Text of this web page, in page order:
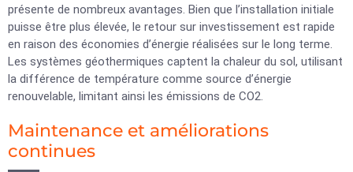
présente de nombreux avantages. Bien que l’installation initiale
puisse être plus élevée, le retour sur investissement est rapide
en raison des économies d’énergie réalisées sur le long terme.
Les systèmes géothermiques captent la chaleur du sol, utilisant
la différence de température comme source d’énergie
renouvelable, limitant ainsi les émissions de CO2.
Maintenance et améliorations
continues